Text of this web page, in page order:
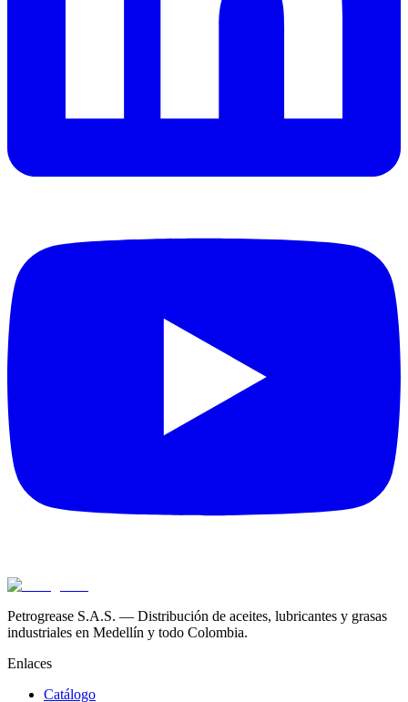
Petrogrease S.A.S. — Distribución de aceites, lubricantes y grasas
industriales en Medellín y todo Colombia.
Enlaces
Catálogo